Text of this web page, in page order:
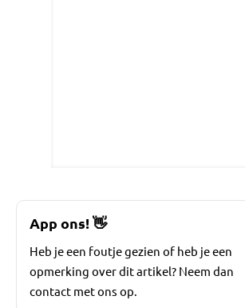
App ons!👋
Heb je een foutje gezien of heb je een
opmerking over dit artikel? Neem dan
contact met ons op.